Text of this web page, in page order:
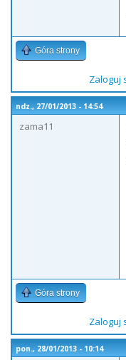
Góra strony
Zaloguj
ndz., 27/01/2013 - 14:54
zama11
Góra strony
Zaloguj
pon., 28/01/2013 - 10:14